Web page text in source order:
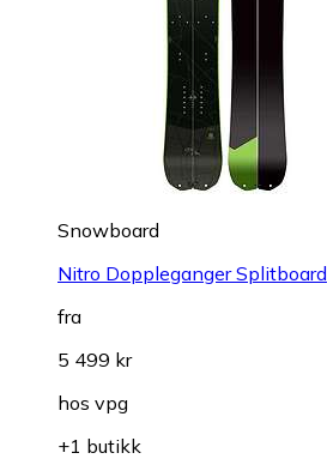
Snowboard
Nitro Doppleganger Splitboard
fra
5 499 kr
hos vpg
+1 butikk